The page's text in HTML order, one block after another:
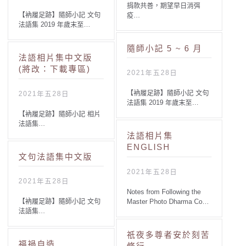
捐款共善，期望早日消弭
疫…
【衲履足跡】隨師小記 文句
法語集 2019 年歲末至…
隨師小記 5 ~ 6 月
2021年五28日
【衲履足跡】隨師小記 文句
法語集 2019 年歲末至…
法語相片集中文版
(將改：下載專區)
2021年五28日
【衲履足跡】隨師小記 相片
法語集…
法語相片集
ENGLISH
2021年五28日
Notes from Following the
Master Photo Dharma Co…
文句法語集中文版
2021年五28日
【衲履足跡】隨師小記 文句
法語集…
祇夜多尊者安於刻苦